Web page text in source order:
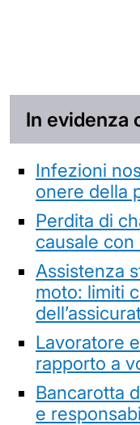
In evidenza
Infezioni
onere della
Perdita di
causale
Assistenza
moto: limiti
Lavoratore
rapporto a
Bancarotta
e